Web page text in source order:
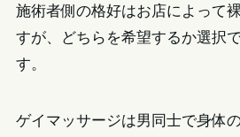
施術者側の格好はお店によって
すが、どちらを希望するか選択
す。
ゲイマッサージは男同士で身体